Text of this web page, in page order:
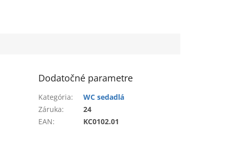
Dodatočné parametre
Kategória:
WC sedadlá
Záruka:
24
EAN: KC0102.01